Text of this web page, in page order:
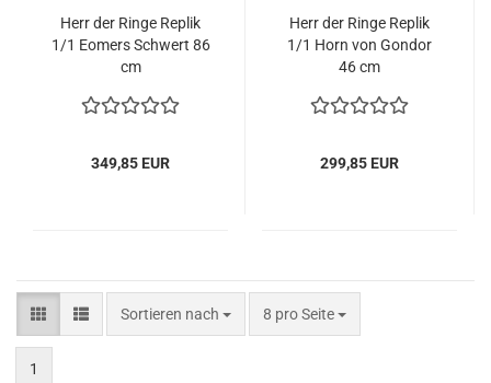
Herr der Ringe Re­plik
1/1 Eo­mers Schwert 86
cm
349,85 EUR
Herr der Ringe Re­plik
1/1 Horn von Gon­dor
46 cm
299,85 EUR
Sortieren nach
Sortieren nach 8 pro Seite
pro Seite
1